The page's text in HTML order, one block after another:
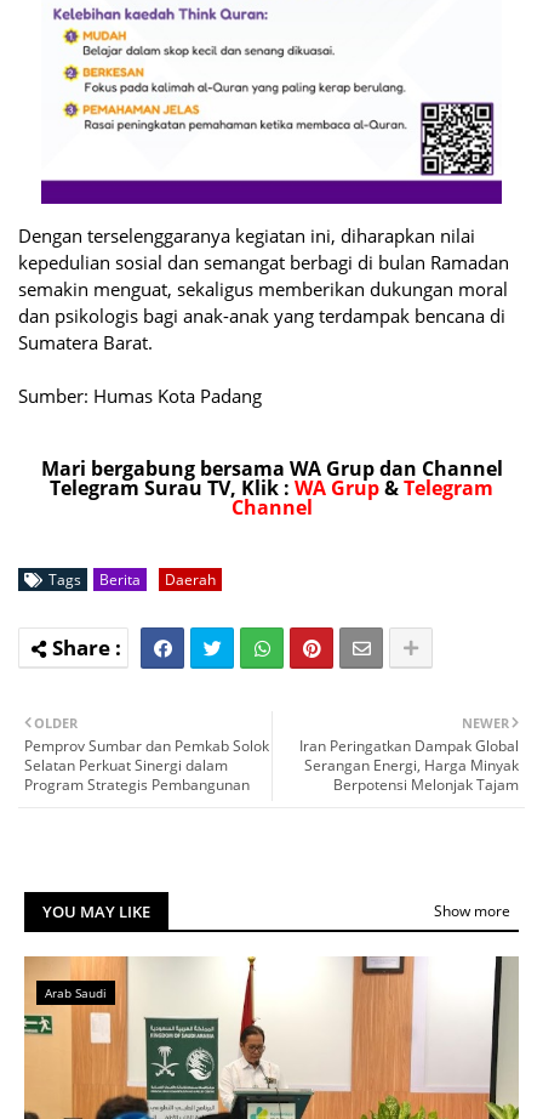
Dengan terselenggaranya kegiatan ini, diharapkan nilai
kepedulian sosial dan semangat berbagi di bulan Ramadan
semakin menguat, sekaligus memberikan dukungan moral
dan psikologis bagi anak-anak yang terdampak bencana di
Sumatera Barat.
Sumber: Humas Kota Padang
Mari bergabung bersama WA Grup dan Channel
Telegram Surau TV, Klik : WA Grup&Telegram
Channel
Tags Berita Daerah
NEWER
Iran Peringatkan Dampak Global
Serangan Energi, Harga Minyak
Berpotensi Melonjak Tajam
OLDER
Pemprov Sumbar dan Pemkab Solok
Selatan Perkuat Sinergi dalam
Program Strategis Pembangunan
YOU MAY LIKE Show more
Arab Saudi